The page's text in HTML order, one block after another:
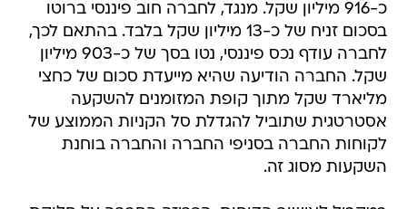
כ-916 מיליון שקל. מנגד, לחברה חוב פיננסי ברוטו
בסכום זניח של כ-13 מיליון שקל בלבד. בהתאם לכך,
לחברה עודף נכס פיננסי, נטו בסך של כ-903 מיליון
שקל. החברה הודיעה שהיא מייעדת סכום של כחצי
מליארד שקל מתוך קופת המזומנים להשקעה
אסטרטגית שתוביל להגדלת סל הקניות הממוצע של
לקוחות החברה בסניפי החברה והחברה בוחנת
השקעות מסוג זה.